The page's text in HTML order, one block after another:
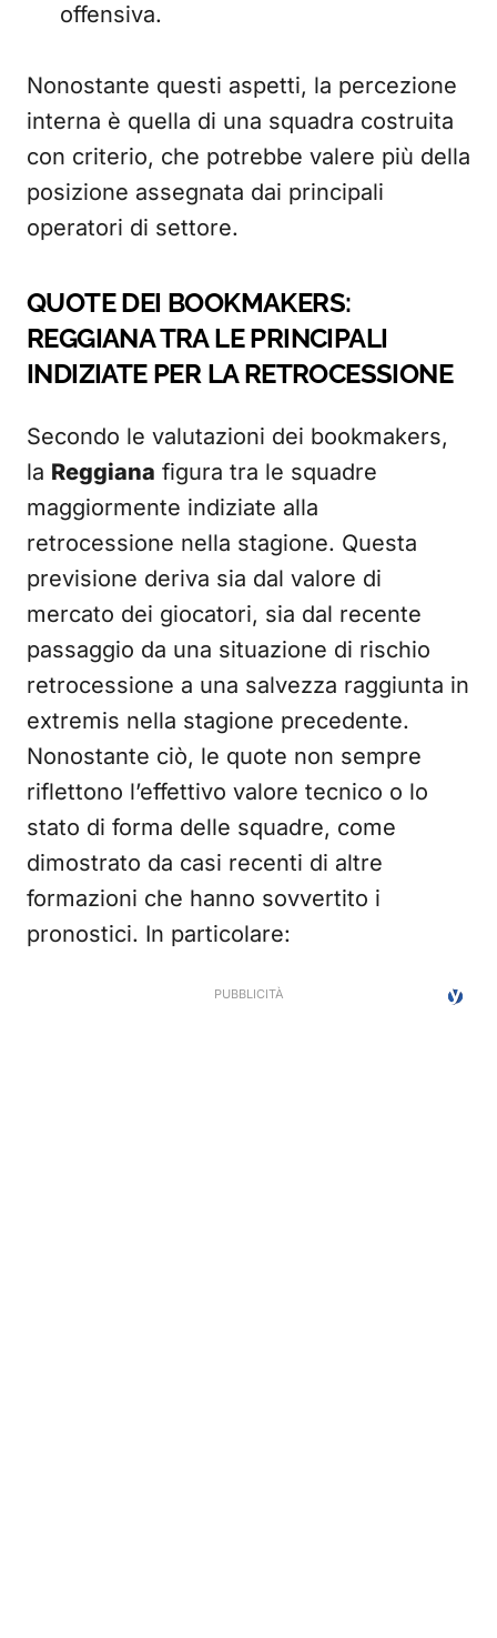
offensiva.
Nonostante questi aspetti, la percezione
interna è quella di una squadra costruita
con criterio, che potrebbe valere più della
posizione assegnata dai principali
operatori di settore.
QUOTE DEI BOOKMAKERS:
REGGIANA TRA LE PRINCIPALI
INDIZIATE PER LA RETROCESSIONE
Secondo le valutazioni dei bookmakers,
la Reggiana figura tra le squadre
maggiormente indiziate alla
retrocessione nella stagione. Questa
previsione deriva sia dal valore di
mercato dei giocatori, sia dal recente
passaggio da una situazione di rischio
retrocessione a una salvezza raggiunta in
extremis nella stagione precedente.
Nonostante ciò, le quote non sempre
riflettono l’effettivo valore tecnico o lo
stato di forma delle squadre, come
dimostrato da casi recenti di altre
formazioni che hanno sovvertito i
pronostici. In particolare: